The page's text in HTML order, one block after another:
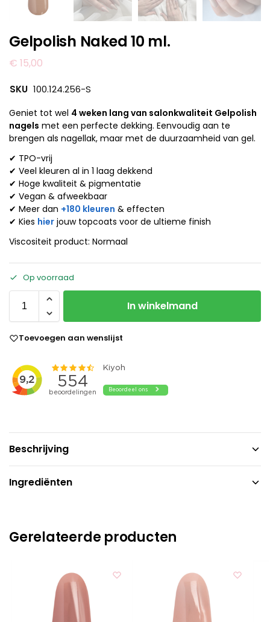
Gelpolish Naked 10 ml.
€ 15,00
SKU 100.124.256-S
Geniet tot wel 4 weken lang van salonkwaliteit Gelpolish
nagels met een perfecte dekking. Eenvoudig aan te
brengen als nagellak, maar met de duurzaamheid van gel.
✔ TPO-vrij
✔ Veel kleuren al in 1 laag dekkend
✔ Hoge kwaliteit & pigmentatie
✔ Vegan & afweekbaar
✔ Meer dan +180 kleuren & effecten
✔ Kies hier jouw topcoats voor de ultieme finish
Viscositeit product: Normaal
Op voorraad
In winkelmand
Toevoegen aan wenslijst
Beschrijving
Ingrediënten
Gerelateerde producten